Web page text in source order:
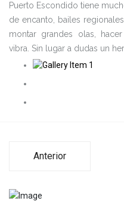
Puerto Escondido tiene
de encanto, bailes
montar grandes olas,
vibra. Sin lugar a dudas un
Anterior